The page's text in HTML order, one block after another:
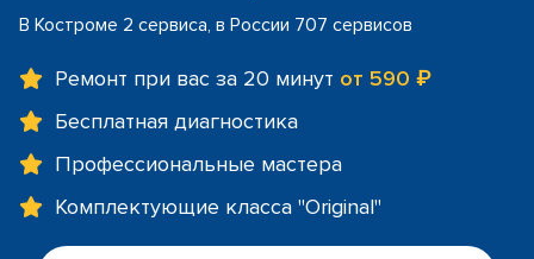
В Костроме 2 сервиса, в России 707 сервисов
Ремонт при вас за 20 минут от 590 ₽
Бесплатная диагностика
Профессиональные мастера
Комплектующие класса "Original"